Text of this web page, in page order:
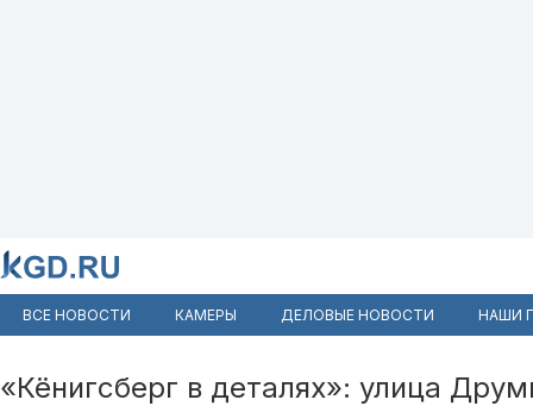
ВСЕ НОВОСТИ КАМЕРЫ ДЕЛОВЫЕ НОВОСТИ НАШИ
«Кёнигсберг в деталях»: улица